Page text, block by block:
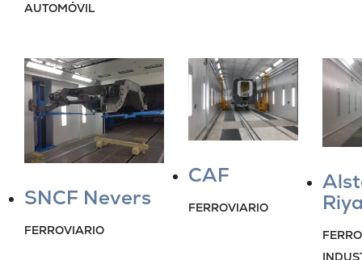
AUTOMÓVIL
SNCF Nevers
FERROVIARIO
CAF
FERROVIARIO